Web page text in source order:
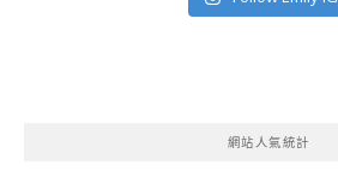
網站人氣統計